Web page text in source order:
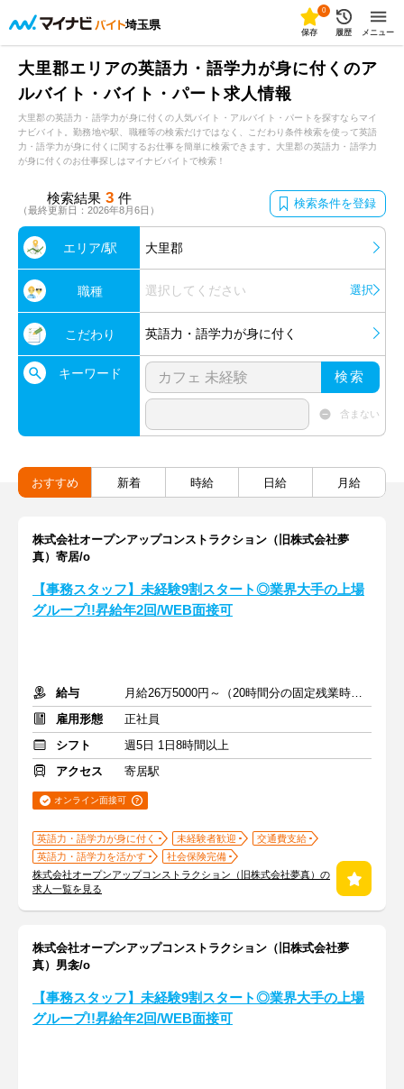
埼玉県
0
保存 履歴 メニュー
大里郡エリアの英語力・語学力が身に付くのア
ルバイト・バイト・パート求人情報
大里郡の英語力・語学力が身に付くの人気バイト・アルバイト・パートを探すならマイ
ナビバイト。勤務地や駅、職種等の検索だけではなく、こだわり条件検索を使って英語
力・語学力が身に付くに関するお仕事を簡単に検索できます。大里郡の英語力・語学力
が身に付くのお仕事探しはマイナビバイトで検索！
検索結果 3 件
（最終更新日：2026年8月6日） 検索条件を登録
エリア/駅 大里郡
職種 選択してください 選択
こだわり 英語力・語学力が身に付く
キーワード 検索
含まない
おすすめ 新着 時給 日給 月給
株式会社オープンアップコンストラクション（旧株式会社夢
真）寄居/o
【事務スタッフ】未経験9割スタート◎業界大手の上場
グループ!!昇給年2回/WEB面接可
給与
月給26万5000円～（20時間分の固定残業時間代を含む）
雇用形態
正社員
シフト
週5日 1日8時間以上
アクセス
寄居駅
オンライン面接可
英語力・語学力が身に付く 未経験者歓迎
交通費支給
英語力・語学力を活かす
社会保険完備
株式会社オープンアップコンストラクション（旧株式会社夢真）の
求人一覧を見る
株式会社オープンアップコンストラクション（旧株式会社夢
真）男衾/o
【事務スタッフ】未経験9割スタート◎業界大手の上場
グループ!!昇給年2回/WEB面接可